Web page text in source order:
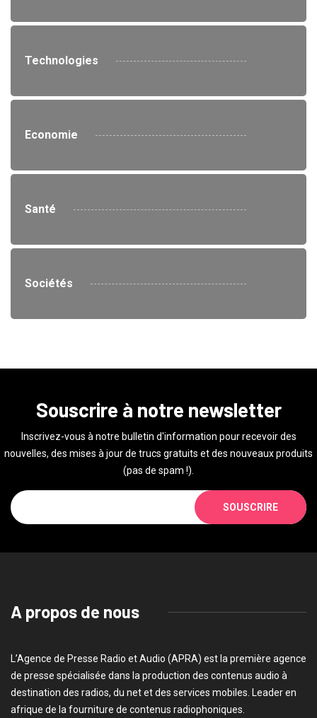
Technologies
Economie
Santé
Sociétés
Souscrire à notre newsletter
Inscrivez-vous à notre bulletin d'information pour recevoir des
nouvelles, des mises à jour de trucs gratuits et des nouveaux produits
(pas de spam !).
SOUSCRIRE
A propos de nous
L’Agence de Presse Radio et Audio (APRA) est la première agence
de presse spécialisée dans la production des contenus audio à
destination des radios, du net et des services mobiles. Leader en
afrique de la fourniture de contenus radiophoniques.